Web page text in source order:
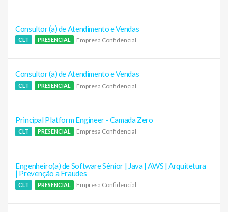
Consultor (a) de Atendimento e Vendas
CLT PRESENCIAL Empresa Confidencial
Consultor (a) de Atendimento e Vendas
CLT PRESENCIAL Empresa Confidencial
Principal Platform Engineer - Camada Zero
CLT PRESENCIAL Empresa Confidencial
Engenheiro(a) de Software Sênior | Java | AWS | Arquitetura
| Prevenção a Fraudes
CLT PRESENCIAL Empresa Confidencial